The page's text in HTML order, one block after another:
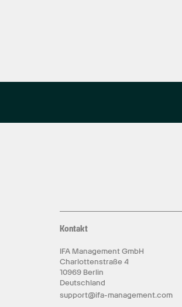
Kontakt
IFA Management GmbH
Charlottenstraße 4
10969 Berlin
Deutschland
support@ifa-management.com